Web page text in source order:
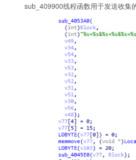
sub_409900线程函数用于发送收集